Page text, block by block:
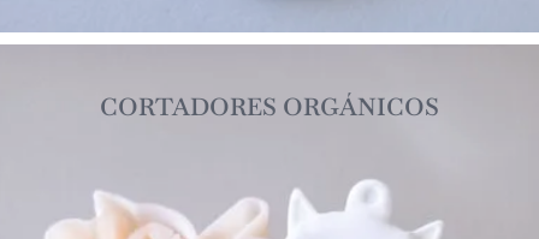
CORTADORES ORGÁNICOS